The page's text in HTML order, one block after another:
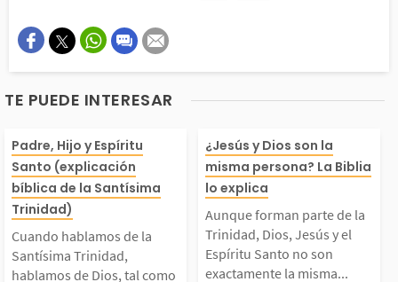
Este contenido contiene información incorrecta
TE PUEDE INTERESAR
hablamos de l
Santísima Trinidad,
de Dios, tal
Padre, Hijo y Espíritu
Santo (explicación
bíblica de la Santísima
Trinidad)
Cuando hablamos de la
Santísima Trinidad,
hablamos de Dios, tal como
Aunque
de la Trinidad,
esús y el
¿Jesús y Dios son la
misma persona? La Biblia
lo explica
Aunque forman parte de la
Trinidad, Dios, Jesús y el
Espíritu Santo no son
exactamente la misma...